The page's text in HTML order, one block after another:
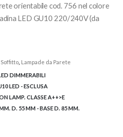
orientabile cod. 756 nel colore
LED GU10 220/240V (da
Soffitto Lampade da Parete
DIMMERABILI
LED - ESCLUSA
LAMP. CLASSE A++>E
D. 55 MM - BASE D. 85 MM.